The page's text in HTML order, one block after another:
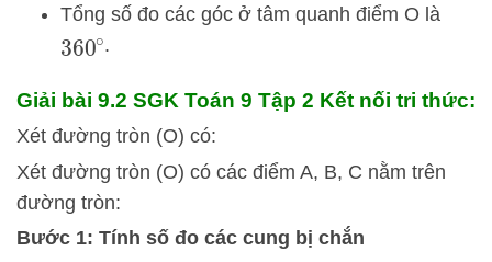
Tổng số đo các góc ở tâm quanh điểm O là
360∘.
Giải bài 9.2 SGK Toán 9 Tập 2 Kết nối tri thức:
Xét đường tròn (O) có:
Xét đường tròn (O) có các điểm A, B, C nằm trên
đường tròn:
Bước 1: Tính số đo các cung bị chắn